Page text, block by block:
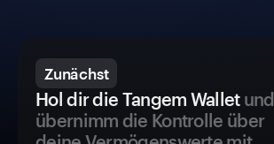
Zunächst
Hol dir die Tangem Walletund
übernimm die Kontrolle über